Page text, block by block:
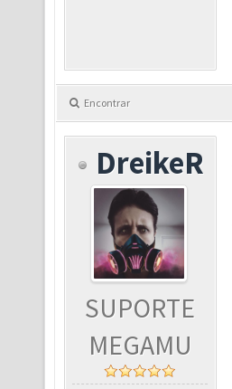
Encontrar
DreikeR
SUPORTE
MEGAMU